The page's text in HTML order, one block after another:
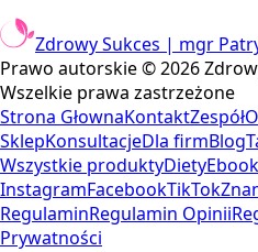
Zdrowy Sukces | mgr
Prawo autorskie ©2026
Wszelkie prawa zastrzeżone
Strona GłownaKontaktZespół
SklepKonsultacjeDla firmBlog
Wszystkie produktyDiety
InstagramFacebookTikTok
RegulaminRegulamin Opinii
Prywatności